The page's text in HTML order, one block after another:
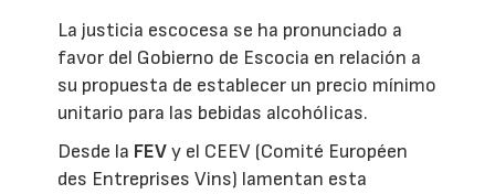
La justicia escocesa se ha pronunciado a
favor del Gobierno de Escocia en relación a
su propuesta de establecer un precio mínimo
unitario para las bebidas alcohólicas.
Desde la FEVy el CEEV (Comité Européen
des Entreprises Vins) lamentan esta